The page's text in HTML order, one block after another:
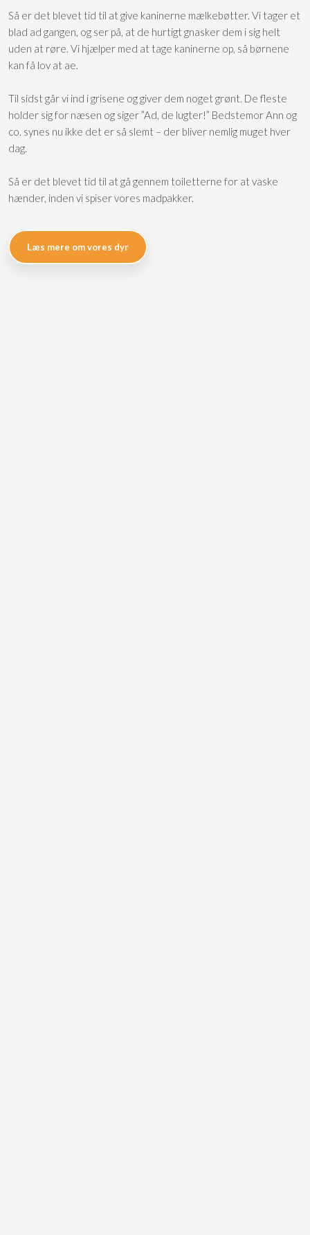
Så er det blevet tid til at give kaninerne mælkebøtter. Vi tager et
blad ad gangen, og ser på, at de hurtigt gnasker dem i sig helt
uden at røre. Vi hjælper med at tage kaninerne op, så børnene
kan få lov at ae.
Til sidst går vi ind i grisene og giver dem noget grønt. De fleste
holder sig for næsen og siger ”Ad, de lugter!” Bedstemor Ann og
co. synes nu ikke det er så slemt – der bliver nemlig muget hver
dag.
Så er det blevet tid til at gå gennem toiletterne for at vaske
hænder, inden vi spiser vores madpakker.
Læs mere om vores dyr